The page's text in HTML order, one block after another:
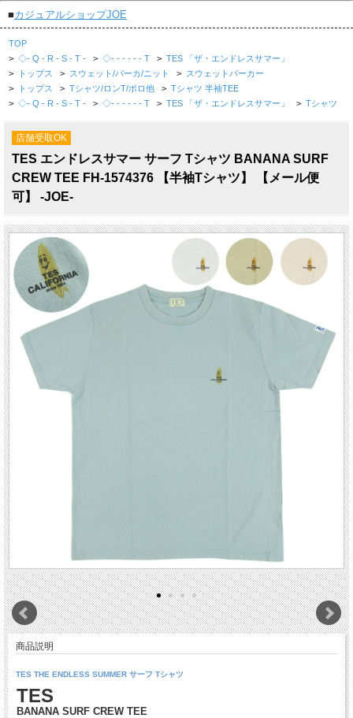
■カジュアルショップJOE
TOP
> ◇- Q - R - S - T - > ◇- - - - - - T > TES 「ザ・エンドレスサマー」
> トップス > スウェット/パーカ/ニット > スウェットパーカー
> トップス > Tシャツ/ロンT/ポロ他 > Tシャツ 半袖TEE
> ◇- Q - R - S - T - > ◇- - - - - - T > TES 「ザ・エンドレスサマー」 > Tシャツ
店舗受取OK
TES エンドレスサマー サーフ Tシャツ BANANA SURF
CREW TEE FH-1574376 【半袖Tシャツ】 【メール便
可】 -JOE-
商品説明
TES THE ENDLESS SUMMER サーフ Tシャツ
TES
BANANA SURF CREW TEE